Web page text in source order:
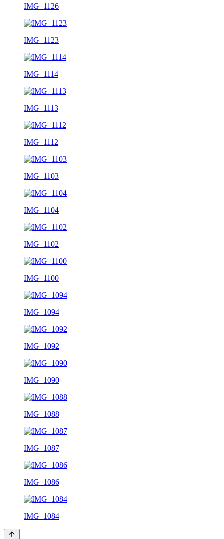
IMG_1126
IMG_1123
IMG_1114
IMG_1113
IMG_1112
IMG_1103
IMG_1104
IMG_1102
IMG_1100
IMG_1094
IMG_1092
IMG_1090
IMG_1088
IMG_1087
IMG_1086
IMG_1084